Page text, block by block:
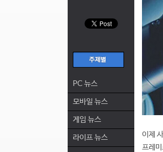
PC 뉴스
모바일 뉴스
게임 뉴스
라이프 뉴스
이제
프레